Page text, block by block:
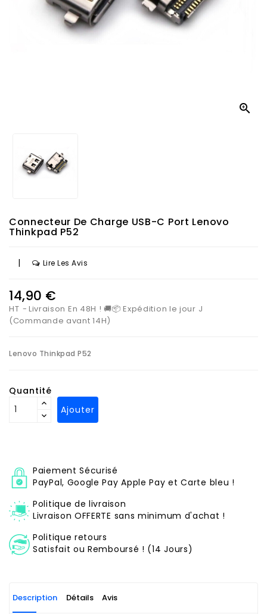

Connecteur De Charge USB-C Port Lenovo
Thinkpad P52
| Lire Les Avis
14,90 €
HT
Livraison En 48H ! 🚚📦 Expédition le jour J
(Commande avant 14H)
Lenovo Thinkpad P52
Quantité
Ajouter
Paiement Sécurisé
PayPal, Google Pay Apple Pay et Carte bleu !
Politique de livraison
Livraison OFFERTE sans minimum d'achat !
Politique retours
Satisfait ou Remboursé ! (14 Jours)
Description Détails Avis